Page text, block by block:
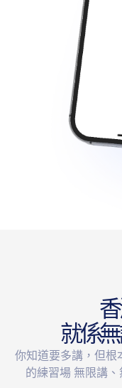
香
就係無
你知道要多講，但根
的練習場 無限講